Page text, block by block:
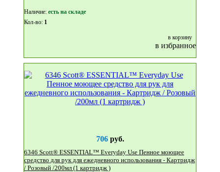
Наличие: eсть на складе
Кол-во: 1
в корзину
в избранное
706руб.
6346 Scott® ESSENTIAL™ Everyday Use Пенное моющее
средство для рук для ежедневного использования - Картридж
/ Розовый /200мл (1 картридж )